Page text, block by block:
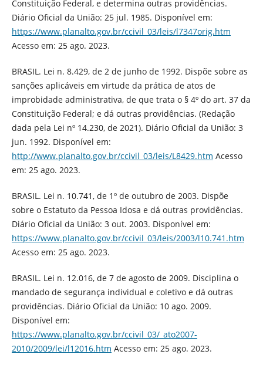
Constituição Federal, e determina outras providências.
Diário Oficial da União: 25 jul. 1985. Disponível em:
https://www.planalto.gov.br/ccivil_03/leis/l7347orig.htm
Acesso em: 25 ago. 2023.
BRASIL. Lei n. 8.429, de 2 de junho de 1992. Dispõe sobre as
sanções aplicáveis em virtude da prática de atos de
improbidade administrativa, de que trata o § 4º do art. 37 da
Constituição Federal; e dá outras providências. (Redação
dada pela Lei nº 14.230, de 2021). Diário Oficial da União: 3
jun. 1992. Disponível em:
http://www.planalto.gov.br/ccivil_03/leis/L8429.htm Acesso
em: 25 ago. 2023.
BRASIL. Lei n. 10.741, de 1º de outubro de 2003. Dispõe
sobre o Estatuto da Pessoa Idosa e dá outras providências.
Diário Oficial da União: 3 out. 2003. Disponível em:
https://www.planalto.gov.br/ccivil_03/leis/2003/l10.741.htm
Acesso em: 25 ago. 2023.
BRASIL. Lei n. 12.016, de 7 de agosto de 2009. Disciplina o
mandado de segurança individual e coletivo e dá outras
providências. Diário Oficial da União: 10 ago. 2009.
Disponível em:
https://www.planalto.gov.br/ccivil_03/_ato2007-
2010/2009/lei/l12016.htm Acesso em: 25 ago. 2023.